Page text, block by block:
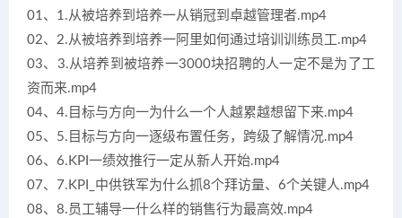
01、1.从被培养到培养一从销冠到卓越管理者.mp4
02、2.从被培养到培养一阿里如何通过培训训练员工.mp4
03、3.从培养到被培养一3000块招聘的人一定不是为了工
资而来.mp4
04、4.目标与方向一为什么一个人越累越想留下来.mp4
05、5.目标与方向一逐级布置任务，跨级了解情况.mp4
06、6.KPI一绩效推行一定从新人开始.mp4
07、7.KPI_中供铁军为什么抓8个拜访量、6个关键人.mp4
08、8.员工辅导一什么样的销售行为最高效.mp4